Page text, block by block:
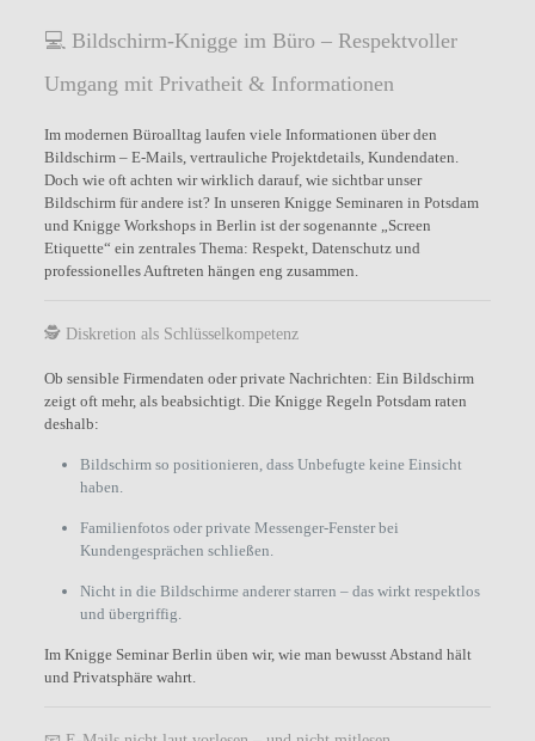
💻 Bildschirm-Knigge im Büro – Respektvoller
Umgang mit Privatheit & Informationen
Im modernen Büroalltag laufen viele Informationen über den
Bildschirm – E-Mails, vertrauliche Projektdetails, Kundendaten.
Doch wie oft achten wir wirklich darauf, wie sichtbar unser
Bildschirm für andere ist? In unseren Knigge Seminaren in Potsdam
und Knigge Workshops in Berlin ist der sogenannte „Screen
Etiquette“ ein zentrales Thema: Respekt, Datenschutz und
professionelles Auftreten hängen eng zusammen.
🕵️ Diskretion als Schlüsselkompetenz
Ob sensible Firmendaten oder private Nachrichten: Ein Bildschirm
zeigt oft mehr, als beabsichtigt. Die Knigge Regeln Potsdam raten
deshalb:
Bildschirm so positionieren, dass Unbefugte keine Einsicht
haben.
Familienfotos oder private Messenger-Fenster bei
Kundengesprächen schließen.
Nicht in die Bildschirme anderer starren – das wirkt respektlos
und übergriffig.
Im Knigge Seminar Berlin üben wir, wie man bewusst Abstand hält
und Privatsphäre wahrt.